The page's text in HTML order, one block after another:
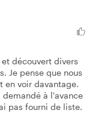
découvert divers
Je pense que nous
en voir davantage.
à l'avance
pas fourni de liste.